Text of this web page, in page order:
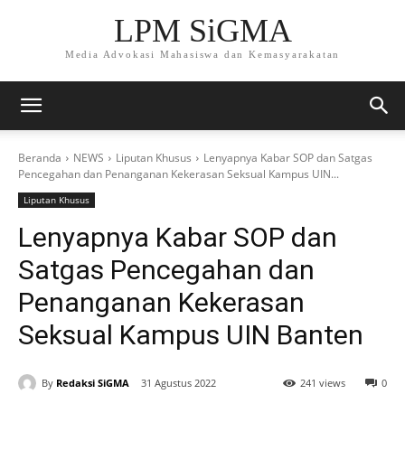
LPM SiGMA
Media Advokasi Mahasiswa dan Kemasyarakatan
Beranda NEWS Liputan Khusus
Lenyapnya Kabar SOP dan Satgas
Pencegahan dan Penanganan Kekerasan Seksual Kampus UIN...
Liputan Khusus
Lenyapnya Kabar SOP dan
Satgas Pencegahan dan
Penanganan Kekerasan
Seksual Kampus UIN Banten
By Redaksi SiGMA 31 Agustus 2022 0
241 views